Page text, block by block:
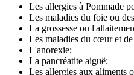
Les allergies à Pommade
Les maladies du foie ou
La grossesse ou
Les maladies du cœur et
L'anorexie;
La pancréatite aiguë;
Les allergies aux aliments